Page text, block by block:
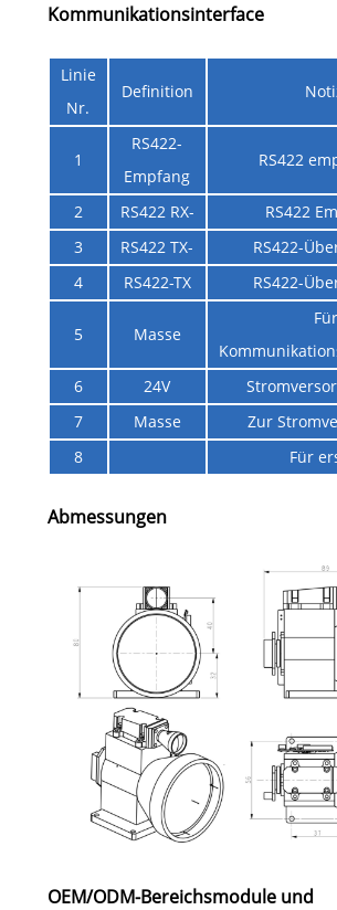
Kommunikationsinterface
Linie
Nr.
Definition
1
RS422-
Empfang
RS422
2 RS422 RX-
RS422
3
RS422 TX-
RS422-
4
RS422-TX RS422-
5 Masse
Für
6
24V
7
Masse
Zur
8
Für
Abmessungen
OEM/ODM-Bereichsmodule und